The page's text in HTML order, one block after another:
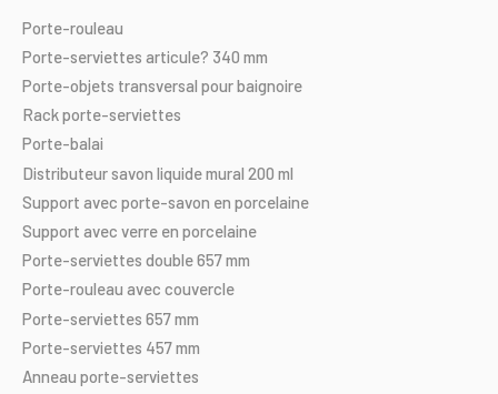
Porte-rouleau
Porte-serviettes articule? 340 mm
Porte-objets transversal pourbaignoire
Rackporte-serviettes
Porte-balai
Distributeursavon liquidemural 200 ml
Support avec porte-savon en porcelaine
Support avec verre en porcelaine
Porte-serviettes double657mm
Porte-rouleau avec couvercle
Porte-serviettes 657mm
Porte-serviettes 457mm
Anneau porte-serviettes